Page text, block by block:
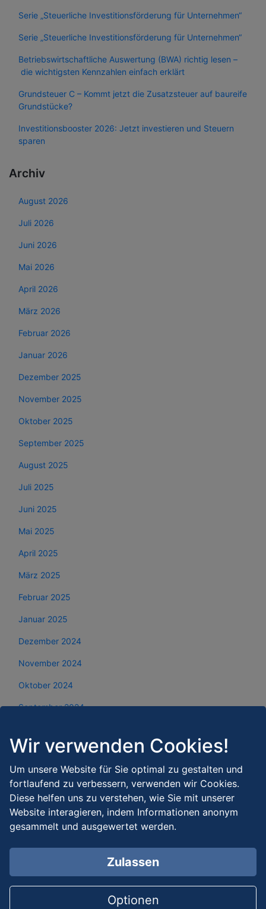
Serie „Steuerliche Investitionsförderung für Unternehmen“
Serie „Steuerliche Investitionsförderung für Unternehmen“
Betriebswirtschaftliche Auswertung (BWA) richtig lesen –
die wichtigsten Kennzahlen einfach erklärt
Grundsteuer C – Kommt jetzt die Zusatzsteuer auf baureife
Grundstücke?
Investitionsbooster 2026: Jetzt investieren und Steuern
sparen
Archiv
August 2026
Juli 2026
Juni 2026
Mai 2026
April 2026
März 2026
Februar 2026
Januar 2026
Dezember 2025
November 2025
Oktober 2025
September 2025
August 2025
Juli 2025
Juni 2025
Mai 2025
April 2025
März 2025
Februar 2025
Januar 2025
Dezember 2024
November 2024
Oktober 2024
September 2024
Juli 2024
Juni 2024
Mai 2024
April 2024
Wir verwenden Cookies!
Um unsere Website für Sie optimal zu gestalten und
fortlaufend zu verbessern, verwenden wir Cookies.
Diese helfen uns zu verstehen, wie Sie mit unserer
Website interagieren, indem Informationen anonym
gesammelt und ausgewertet werden.
Zulassen
Optionen